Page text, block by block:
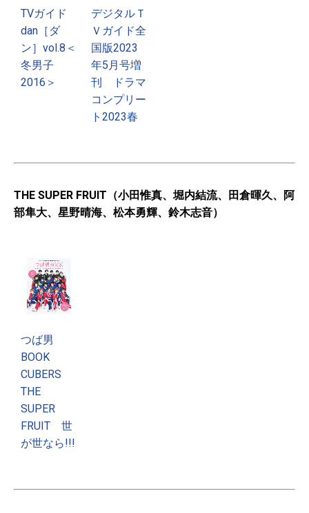
TVガイド
dan［ダ
ン］vol.8＜
冬男子
2016＞
デジタルＴ
Ｖガイド全
国版2023
年5月号増
刊 ドラマ
コンプリー
ト2023春
THE SUPER FRUIT（小田惟真、堀内結流、田倉暉久、阿
部隼大、星野晴海、松本勇輝、鈴木志音）
つば男
BOOK
CUBERS
THE
SUPER
FRUIT 世
が世なら!!!